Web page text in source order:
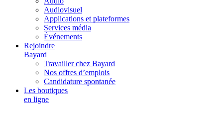
Audiovisuel
Applications et plateformes
Services média
Événements
Rejoindre
Bayard
Travailler chez Bayard
Nos offres d’emplois
Candidature spontanée
Les boutiques
en ligne